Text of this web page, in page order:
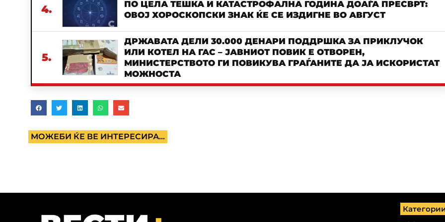
4.
ПО ЦЕЛА ТЕШКА И КАТАСТРОФАЛНА ГОДИНА ДОАЃА ПРЕСВРТ:
ОВОЈ ХОРОСКОПСКИ ЗНАК ЌЕ СЕ ИЗДИГНЕ ВО АВГУСТ
5.
ДРЖАВАТА ДЕЛИ 30.000 ДЕНАРИ ПОДДРШКА ЗА ПРИКЛУЧОК
ИЛИ КОТЕЛ НА ГАС – ЈАВНИОТ ПОВИК Е ОТВОРЕН,
МИНИСТЕРСТВОТО ГИ ПОВИКУВА ГРАЃАНИТЕ ДА ЈА ИСКОРИСТАТ
МОЖНОСТА
МОЖЕБИ ЌЕ ВЕ ИНТЕРЕСИРА...